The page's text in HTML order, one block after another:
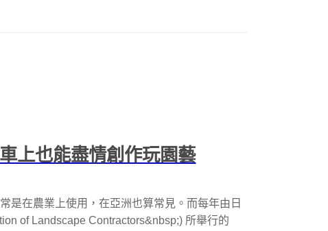
上也能盡情創作玩園藝
是在農業上使用，在亞洲也算常見。而每年由日
of Landscape Contractors&nbsp;) 所舉行的